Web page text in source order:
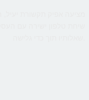
שיחת טלפון ישירה עם